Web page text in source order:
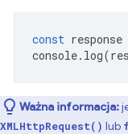
const response
console. log(
Ważna informacja:
XMLHttpRequest() lub